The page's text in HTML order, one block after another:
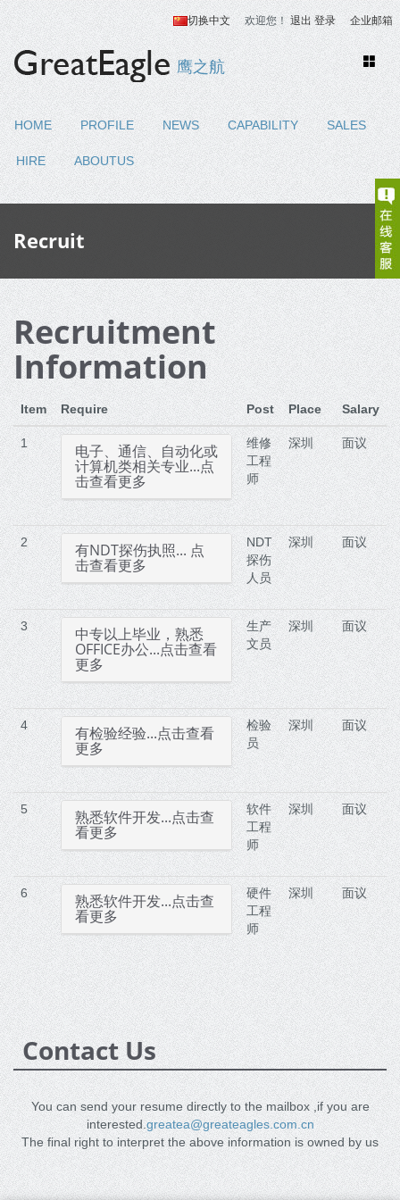
切换中文 欢迎您！退出 登录 企业邮箱
Toggle
鹰之航
HOME PROFILE NEWS CAPABILITY SALES
HIRE ABOUTUS
Recruit
Recruitment
Information
Item Require Post Place Salary
1 电子、通信、自动化或
计算机类相关专业...点
击查看更多
维修
工程
师
深圳 面议
2 有NDT探伤执照... 点
击查看更多
NDT
探伤
人员
深圳 面议
3 中专以上毕业，熟悉
OFFICE办公...点击查看
更多
生产
文员
深圳 面议
4 有检验经验...点击查看
更多
检验
员
深圳 面议
5 熟悉软件开发...点击查
看更多
软件
工程
师
深圳 面议
6 熟悉软件开发...点击查
看更多
硬件
工程
师
深圳 面议
Contact Us
You can send your resume directly to the mailbox ,if you are
interested. greatea@greateagles.com.cn
The final right to interpret the above information is owned by us